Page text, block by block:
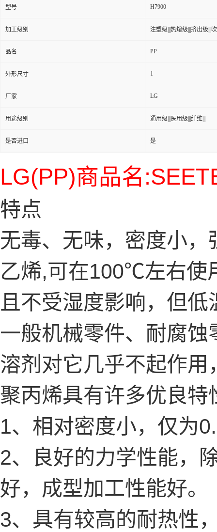
型号 H7900
加工级别 注塑级|||热熔级|||挤出级|||
品名 PP
外形尺寸 1
厂家 LG
用途级别 通用级|||医用级|||纤维|||
是否进口 是
LG(PP)商品名
特点
无毒、无味，密度小
乙烯,可在100℃左右使
且不受湿度影响，但
一般机械零件、耐腐
溶剂对它几乎不起作用
聚丙烯具有许多优良特
1、相对密度小，仅为
2、良好的力学性能，
好，成型加工性能好。
3、具有较高的耐热性